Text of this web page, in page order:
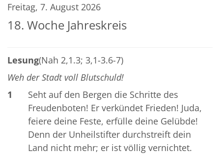
Freitag, 7. August 2026
18. Woche Jahreskreis
Lesung(Nah 2,1.3; 3,1-3.6-7)
Weh der Stadt voll Blutschuld!
1
Seht auf den Bergen die Schritte des
Freudenboten! Er verkündet Frieden! Juda,
feiere deine Feste, erfülle deine Gelübde!
Denn der Unheilstifter durchstreift dein
Land nicht mehr; er ist völlig vernichtet.